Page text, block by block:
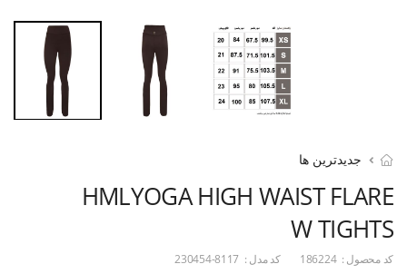
جدیدترین ها
HMLYOGA HIGH WAIST FLARE
W TIGHTS
کد محصول : 186224 کد مدل : 230454-8117